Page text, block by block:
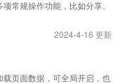
常规操作功能，比如分享、
2024-4-16 更新
页面数据，可全局开启，也